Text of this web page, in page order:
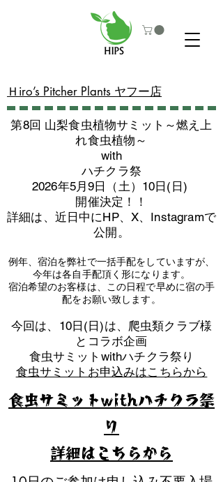
​Ｈiro’s Pitcher Plants ヤフー店
第8回 山梨食虫植物サミット～燃え上
れ食虫植物～
with
​ハチクラ祭
2026年5月9日（土）10日(日)
​開催決定！！
詳細は、近日中にHP、X、Instagramで
公開。
例年、宿泊を弊社で一括手配をしていますが、
今年は各自手配頂く形になります。
​宿泊希望のお客様は、この日程で早めに宿の手
配をお願い致します。
​今回は、10日(日)は、爬虫類クラブ様
とコラボ企画
​食虫サミットwithハチクラ祭り
食虫サミットお申込みはこちらから
食虫サミットwithハチクラ祭
り
​詳細はこちらから